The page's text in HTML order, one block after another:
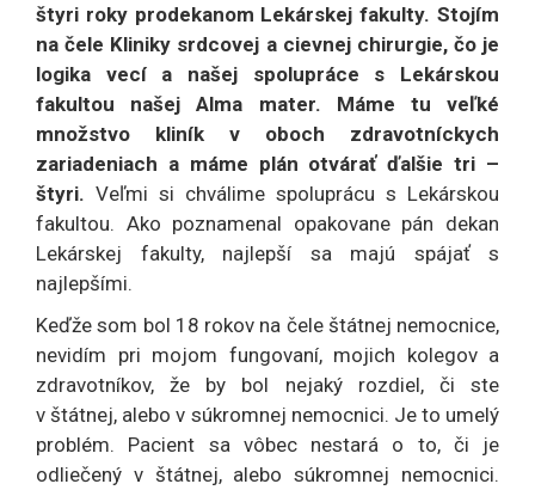
štyri roky prodekanom Lekárskej fakulty. Stojím
na čele Kliniky srdcovej a cievnej chirurgie, čo je
logika vecí a našej spolupráce s Lekárskou
fakultou našej Alma mater. Máme tu veľké
množstvo kliník v oboch zdravotníckych
zariadeniach a máme plán otvárať ďalšie tri –
štyri. Veľmi si chválime spoluprácu s Lekárskou
fakultou. Ako poznamenal opakovane pán dekan
Lekárskej fakulty, najlepší sa majú spájať s
najlepšími.
Keďže som bol 18 rokov na čele štátnej nemocnice,
nevidím pri mojom fungovaní, mojich kolegov a
zdravotníkov, že by bol nejaký rozdiel, či ste
v štátnej, alebo v súkromnej nemocnici. Je to umelý
problém. Pacient sa vôbec nestará o to, či je
odliečený v štátnej, alebo súkromnej nemocnici.